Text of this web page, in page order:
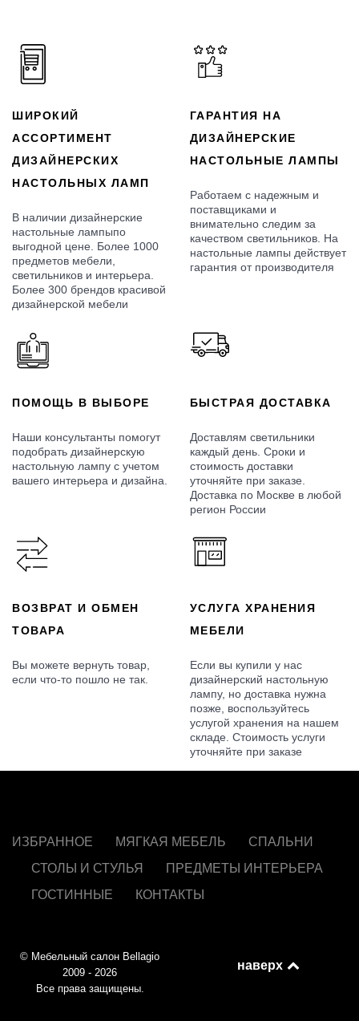
ШИРОКИЙ
АССОРТИМЕНТ
ДИЗАЙНЕРСКИХ
НАСТОЛЬНЫХ ЛАМП
В наличии дизайнерские
настольные лампыпо
выгодной цене. Более 1000
предметов мебели,
светильников и интерьера.
Более 300 брендов красивой
дизайнерской мебели
ГАРАНТИЯ НА
ДИЗАЙНЕРСКИЕ
НАСТОЛЬНЫЕ ЛАМПЫ
Работаем с надежным и
поставщиками и
внимательно следим за
качеством светильников. На
настольные лампы действует
гарантия от производителя
ПОМОЩЬ В ВЫБОРЕ
Наши консультанты помогут
подобрать дизайнерскую
настольную лампу с учетом
вашего интерьера и дизайна.
БЫСТРАЯ ДОСТАВКА
Доставлям светильники
каждый день. Сроки и
стоимость доставки
уточняйте при заказе.
Доставка по Москве в любой
регион России
ВОЗВРАТ И ОБМЕН
ТОВАРА
Вы можете вернуть товар,
если что-то пошло не так.
УСЛУГА ХРАНЕНИЯ
МЕБЕЛИ
Если вы купили у нас
дизайнерский настольную
лампу, но доставка нужна
позже, воспользуйтесь
услугой хранения на нашем
складе. Стоимость услуги
уточняйте при заказе
ИЗБРАННОЕ МЯГКАЯ МЕБЕЛЬ
СПАЛЬНИ
СТОЛЫ И СТУЛЬЯ
ПРЕДМЕТЫ ИНТЕРЬЕРА
ГОСТИННЫЕ
КОНТАКТЫ
© Мебельный салон Bellagio
2009 - 2026
Все права защищены.
наверх